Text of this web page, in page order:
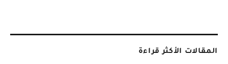
المقالات الأكثر قراءة